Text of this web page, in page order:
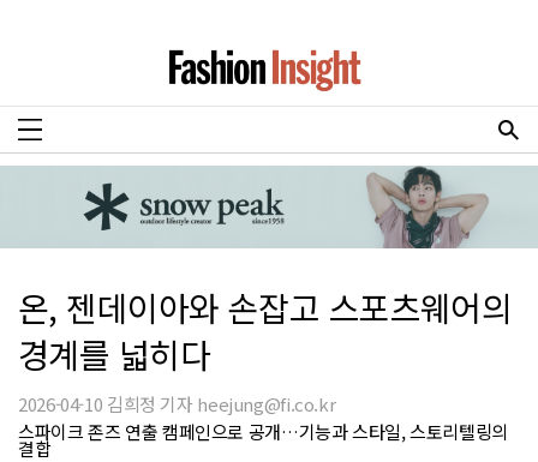
온, 젠데이아와 손잡고 스포츠웨어의
경계를 넓히다
2026-04-10 김희정 기자 heejung@fi.co.kr
스파이크 존즈 연출 캠페인으로 공개…기능과 스타일, 스토리텔링의
결합